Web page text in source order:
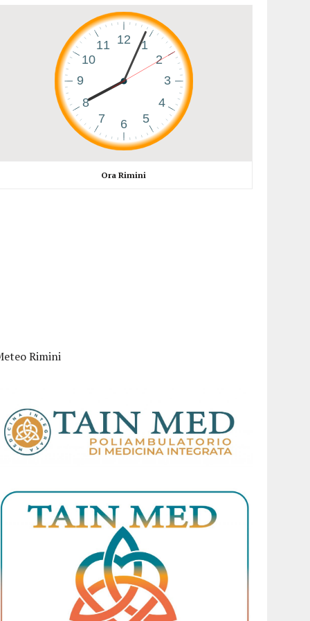
Ora Rimini
Rimini